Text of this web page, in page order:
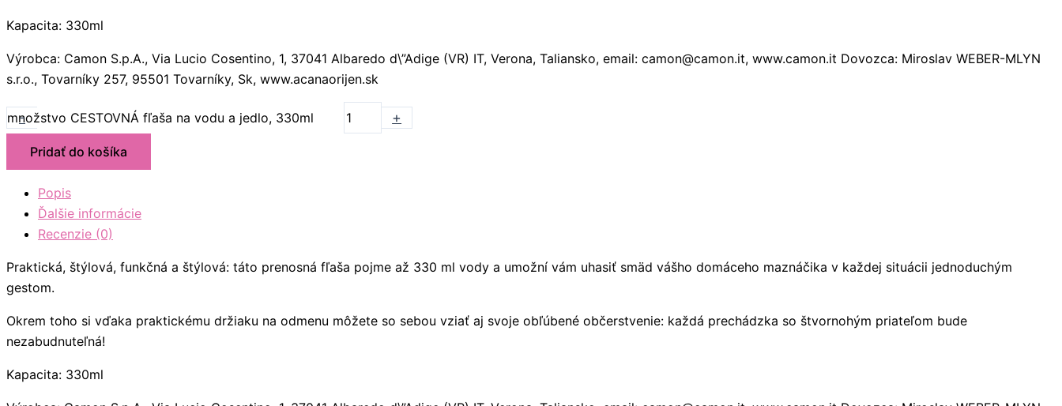
Kapacita: 330ml
Výrobca: Camon S.p.A., Via Lucio Cosentino, 1, 37041 Albaredo d\”Adige (VR) IT, Verona, Taliansko, email: camon@camon.it, www.camon.it Dovozca: Miroslav WEBER-MLYN
s.r.o., Tovarníky 257, 95501 Tovarníky, Sk, www.acanaorijen.sk
-
množstvo CESTOVNÁ fľaša na vodu a jedlo, 330ml +
Pridať do košíka
Popis
Ďalšie informácie
Recenzie (0)
Praktická, štýlová, funkčná a štýlová: táto prenosná fľaša pojme až 330 ml vody a umožní vám uhasiť smäd vášho domáceho maznáčika v každej situácii jednoduchým
gestom.
Okrem toho si vďaka praktickému držiaku na odmenu môžete so sebou vziať aj svoje obľúbené občerstvenie: každá prechádzka so štvornohým priateľom bude
nezabudnuteľná!
Kapacita: 330ml